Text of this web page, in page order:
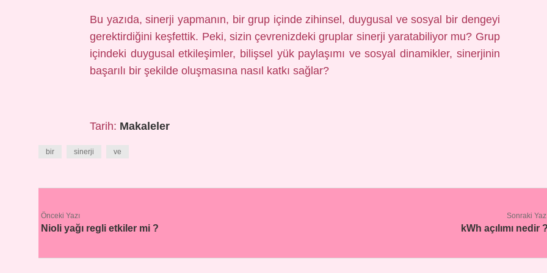
Bu yazıda, sinerji yapmanın, bir grup içinde zihinsel, duygusal ve sosyal bir dengeyi
gerektirdiğini keşfettik. Peki, sizin çevrenizdeki gruplar sinerji yaratabiliyor mu? Grup
içindeki duygusal etkileşimler, bilişsel yük paylaşımı ve sosyal dinamikler, sinerjinin
başarılı bir şekilde oluşmasına nasıl katkı sağlar?
Tarih: Makaleler
bir sinerji ve
Önceki Yazı
Nioli yağı regli etkiler mi ?
Sonraki
kWh açılımı nedir